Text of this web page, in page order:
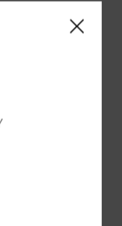
fina
bordado no